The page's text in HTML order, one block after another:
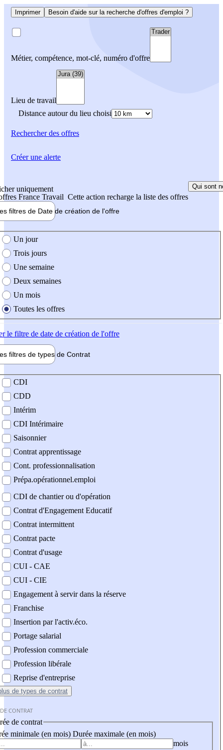
Imprimer Besoin d'aide sur la recherche d'offres d'emploi ?
Métier, compétence, mot-clé, numéro d'offre
Lieu de travail
Distance autour du lieu choisi
Rechercherdes offres
uniquement
France Travail Cette action recharge la liste des offres
Qui sont
filtres de Date de création de l'offre
création de l'offre
Un jour
Trois jours
Une semaine
Deux semaines
Un mois
Toutes les offres
le filtre de date de création de l'offre
filtres de types de Contrat
contrat
CDI
CDD
Intérim
CDI Intérimaire
Saisonnier
Contrat apprentissage
Cont. professionnalisation
Prépa.opérationnel.emploi
CDI de chantier ou d'opération
Contrat d'Engagement Educatif
Contrat intermittent
Contrat pacte
Contrat d'usage
CUI - CAE
CUI - CIE
Engagement à servir dans la réserve
Franchise
Insertion par l'activ.éco.
Portage salarial
Profession commerciale
Profession libérale
Reprise d'entreprise
de types de contrat
CONTRAT
de contrat
minimale (en mois) Durée maximale (en mois)
mois
Créer une alerte